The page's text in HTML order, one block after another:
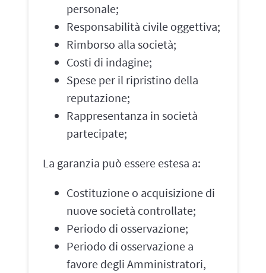
personale;
Responsabilità civile oggettiva;
Rimborso alla società;
Costi di indagine;
Spese per il ripristino della
reputazione;
Rappresentanza in società
partecipate;
La garanzia può essere estesa a:
Costituzione o acquisizione di
nuove società controllate;
Periodo di osservazione;
Periodo di osservazione a
favore degli Amministratori,